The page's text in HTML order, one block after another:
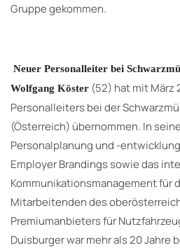
Gruppe gekommen.
Neuer Personalleiter bei
Wolfgang Köster (52) hat mit März
Personalleiters bei der
(Österreich) übernommen. In
Personalplanung und -
Employer Brandings sowie das
Kommunikationsmanagement für
Mitarbeitenden des
Premiumanbieters für
Duisburger war mehr als 20 Jahre